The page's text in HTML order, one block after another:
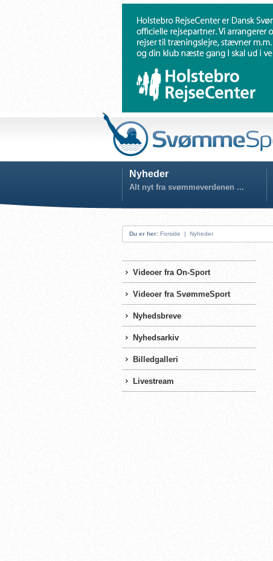
Nyheder
Alt nyt fra svømmeverdenen ...
Du er her: Forside | Nyheder
Videoer fra On-Sport
Videoer fra SvømmeSport
Nyhedsbreve
Nyhedsarkiv
Billedgalleri
Livestream